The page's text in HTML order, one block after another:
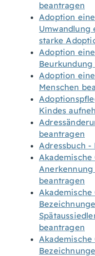
beantragen
Adoption
Umwandlung
starke
Adoption
Adoption
Menschen
Kindes
beantragen
Adressbuch -
beantragen
Akademische
beantragen
Akademische